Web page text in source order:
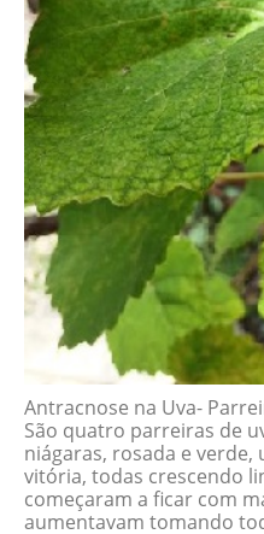
Antracnose na Uva-
São quatro parreiras de
niágaras, rosada e verde,
vitória, todas crescendo
começaram a ficar com
aumentavam tomando